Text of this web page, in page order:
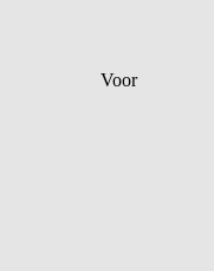
Voor